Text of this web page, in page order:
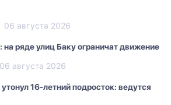
06 августа 2026
ряде улиц Баку ограничат движение
06 августа 2026
16-летний подросток: ведутся